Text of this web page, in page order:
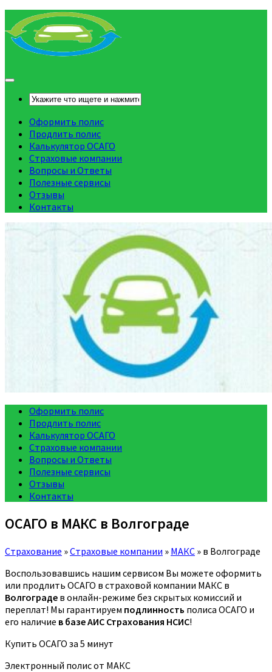
Оформить полис
Продлить полис
Калькулятор ОСАГО
Страховые компании
Вопросы и Ответы
Полезные сервисы
Отзывы
Контакты
Оформить полис
Продлить полис
Калькулятор ОСАГО
Страховые компании
Вопросы и Ответы
Полезные сервисы
Отзывы
Контакты
ОСАГО в МАКС в Волгограде
Страхование »Страховые компании » МАКС » в Волгограде
Воспользовавшись нашим сервисом Вы можете оформить
или продлить ОСАГО в страховой компании МАКС в
Волгограде в онлайн-режиме без скрытых комиссий и
переплат! Мы гарантируем подлинность полиса ОСАГО и
его наличие в базе АИС Страхования НСИС!
Купить ОСАГО за 5 минут
Электронный полис от МАКС